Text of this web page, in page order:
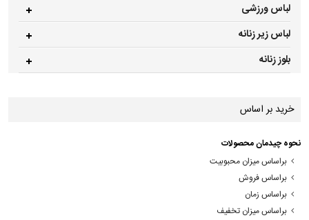
لباس ورزشی
لباس زیر زنانه
بلوز زنانه
خرید بر اساس
نحوه چیدمان محصولات
براساس میزان محبوبیت
براساس فروش
براساس زمان
براساس میزان تخفیف